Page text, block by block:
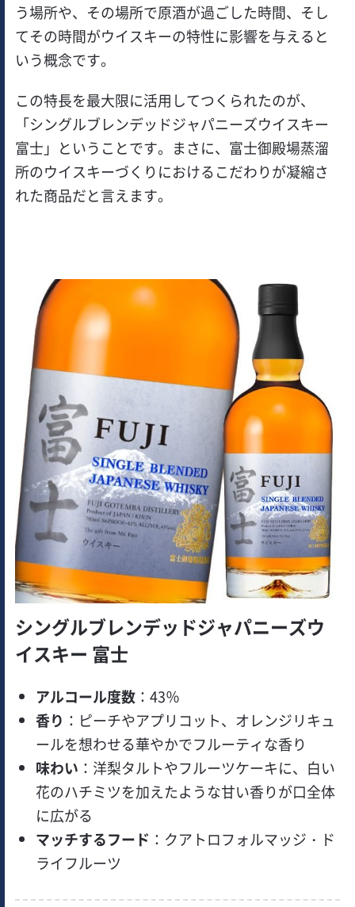
う場所や、その場所で原酒が過ごした時間、そし
てその時間がウイスキーの特性に影響を与えると
いう概念です。
この特長を最大限に活用してつくられたのが、
「シングルブレンデッドジャパニーズウイスキー
富士」ということです。まさに、富士御殿場蒸溜
所のウイスキーづくりにおけるこだわりが凝縮さ
れた商品だと言えます。
シングルブレンデッドジャパニーズウ
イスキー 富士
アルコール度数：43％
香り ：ピーチやアプリコット、オレンジリキュ
ールを想わせる華やかでフルーティな香り
味わい ：洋梨タルトやフルーツケーキに、白い
花のハチミツを加えたような甘い香りが口全体
に広がる
マッチするフード ：クアトロフォルマッジ・ド
ライフルーツ